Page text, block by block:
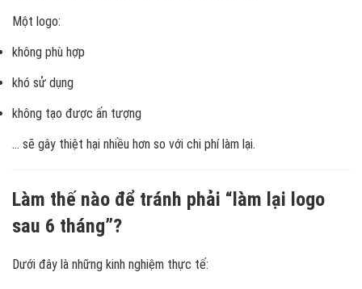
Một logo:
không phù hợp
khó sử dụng
không tạo được ấn tượng
… sẽ gây thiệt hại nhiều hơn so với chi phí làm lại.
Làm thế nào để tránh phải “làm lại logo
sau 6 tháng”?
Dưới đây là những kinh nghiệm thực tế: